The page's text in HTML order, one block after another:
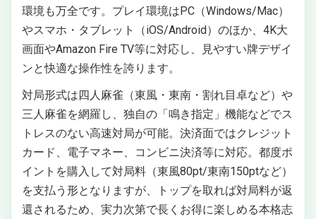
環境も万全です。プレイ環境はPC（Windows/Mac）
やスマホ・タブレット（iOS/Android）のほか、4K大
画面やAmazon Fire TV等に対応し、見やすい牌デザイ
ンと快適な操作性を誇ります。
対局形式は四人麻雀（東風・東南・割れ目卓など）や
三人麻雀を網羅し、独自の「鳴き指定」機能などでス
トレスのない高速対局が可能。決済面ではクレジット
カード、電子マネー、コンビニ決済等に対応。都度ポ
イントを購入して対局料（東風80pt/東南150ptなど）
を支払う形となりますが、トップを取れば対局料が返
還されるため、実力次第で長くお得に楽しめる本格志